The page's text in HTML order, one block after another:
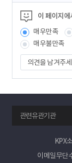
츠
정
보
책
임
자
이 페이지
매우만족
매우불만족
의
견
을
겨
주
세
요
관련유관기관
KPX
이메일무단